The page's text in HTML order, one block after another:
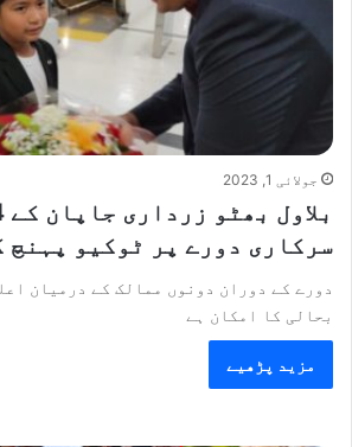
جولائی 1, 2023
سرکاری دورے پر ٹوکیو پہنچ
دورے کے دوران دونوں ممالک کے درمیان
بحالی کا امکان ہے
مزید پڑھیے